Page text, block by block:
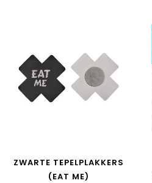
ZWARTE TEPELPLAKKERS
(EAT ME)